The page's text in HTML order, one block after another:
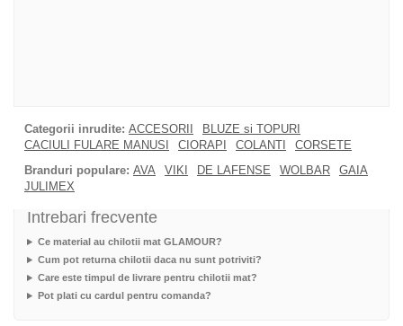
Categorii inrudite: ACCESORII
BLUZE si TOPURI
CACIULI FULARE MANUSI
CIORAPI COLANTI
CORSETE
Branduri populare: AVA VIKI DE LAFENSE WOLBAR
GAIA
JULIMEX
Intrebari frecvente
Ce material au chilotii mat GLAMOUR?
Cum pot returna chilotii daca nu sunt potriviti?
Care este timpul de livrare pentru chilotii mat?
Pot plati cu cardul pentru comanda?